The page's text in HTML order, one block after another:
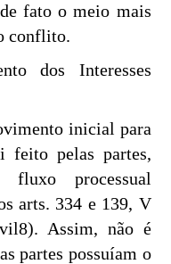
fato o meio mais
conflito.
dos Interesses
inicial para
feito pelas partes,
processual
arts. 334 e 139, V
Assim, não é
partes possuíam o